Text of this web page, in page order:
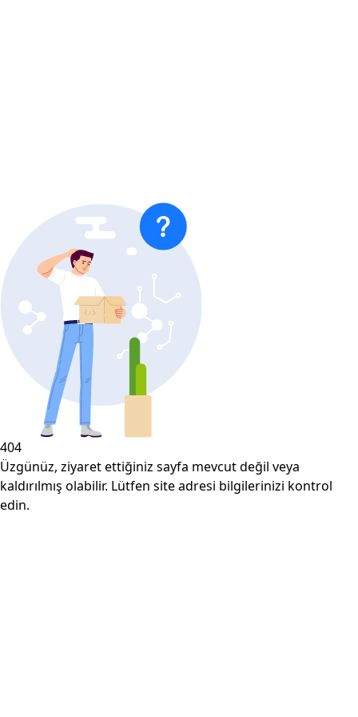
404
Üzgünüz, ziyaret ettiğiniz sayfa mevcut değil veya
kaldırılmış olabilir. Lütfen site adresi bilgilerinizi kontrol
edin.